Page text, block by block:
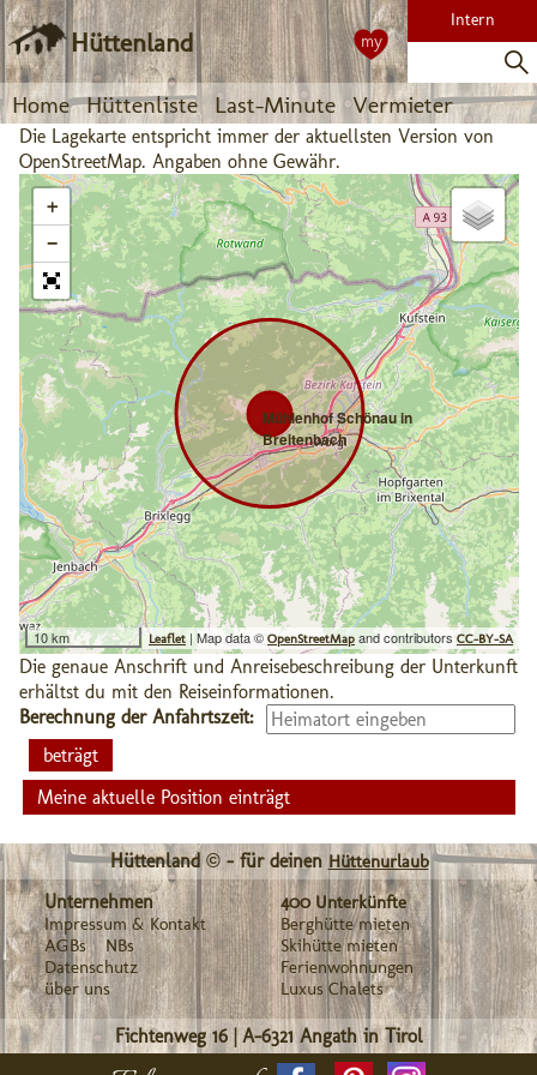
Hüttenland
Home Hüttenliste Last-Minute Vermieter
Intern
my
Die Lagekarte entspricht immer der aktuellsten Version von
OpenStreetMap. Angaben ohne Gewähr.
Mühlenhof Schönau in
Breitenbach
+
−
10 km Leaflet | Map data © OpenStreetMap and contributors CC-BY-SA
Die genaue Anschrift und Anreisebeschreibung der Unterkunft
erhältst du mit den Reiseinformationen.
Berechnung der Anfahrtszeit:
Meine aktuelle Position einträgt
Hüttenland © - für deinen Hüttenurlaub
Unternehmen
Impressum & Kontakt
AGBs
NBs
Datenschutz
über uns
400 Unterkünfte
Berghütte mieten
Skihütte mieten
Ferienwohnungen
Luxus Chalets
Fichtenweg 16|A-6321 Angath in Tirol